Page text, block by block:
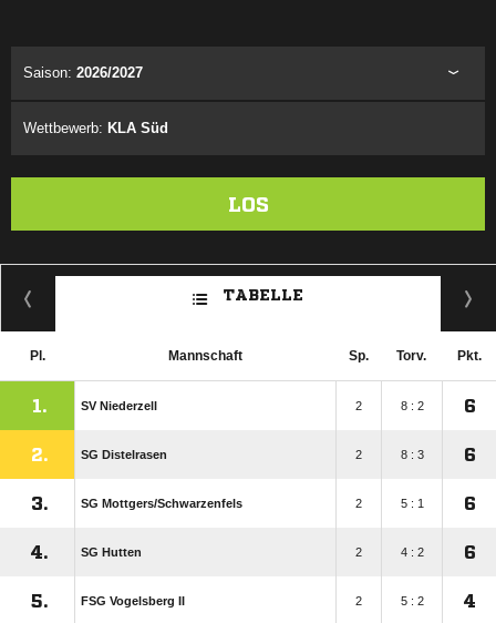
Saison: 2026/2027
Wettbewerb: KLA Süd
LOS
TABELLE
Pl. Mannschaft Sp. Torv. Pkt.
1. SV Niederzell 2 8 : 2 6
2. SG Distelrasen 2 8 : 3 6
3. SG Mottgers/​Schwarzenfels 2 5 : 1 6
4. SG Hutten 2 4 : 2 6
5. FSG Vogelsberg II 2 5 : 2 4